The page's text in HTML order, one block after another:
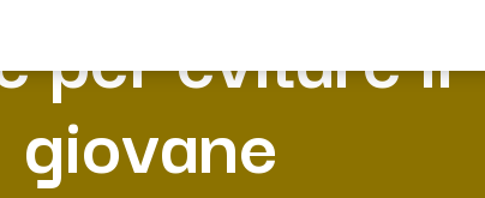
per evitare il
giovane